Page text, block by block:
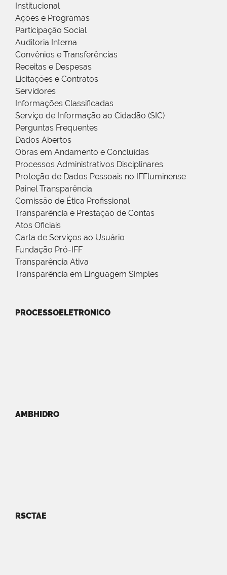
Institucional
Ações e Programas
Participação Social
Auditoria Interna
Convênios e Transferências
Receitas e Despesas
Licitações e Contratos
Servidores
Informações Classificadas
Serviço de Informação ao Cidadão (SIC)
Perguntas Frequentes
Dados Abertos
Obras em Andamento e Concluídas
Processos Administrativos Disciplinares
Proteção de Dados Pessoais no IFFluminense
Painel Transparência
Comissão de Ética Profissional
Transparência e Prestação de Contas
Atos Oficiais
Carta de Serviços ao Usuário
Fundação Pró-IFF
Transparência Ativa
Transparência em Linguagem Simples
PROCESSOELETRONICO
AMBHIDRO
RSCTAE